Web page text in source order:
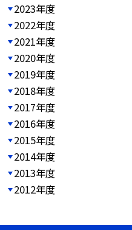
2023年度
2022年度
2021年度
2020年度
2019年度
2018年度
2017年度
2016年度
2015年度
2014年度
2013年度
2012年度